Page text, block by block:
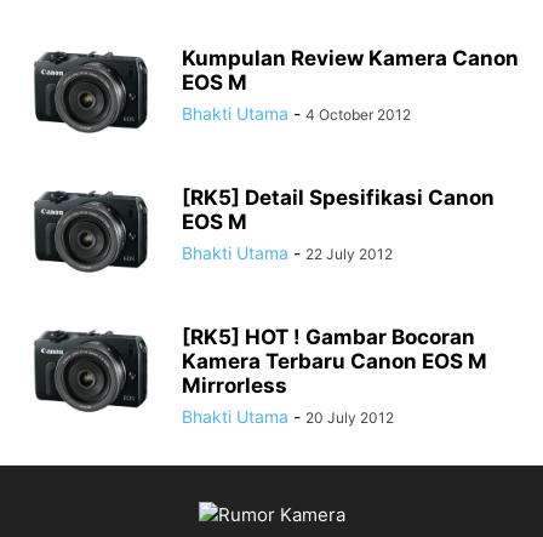
Kumpulan Review Kamera Canon
EOS M
Bhakti Utama - 4 October 2012
[RK5] Detail Spesifikasi Canon
EOS M
Bhakti Utama - 22 July 2012
[RK5] HOT ! Gambar Bocoran
Kamera Terbaru Canon EOS M
Mirrorless
Bhakti Utama - 20 July 2012